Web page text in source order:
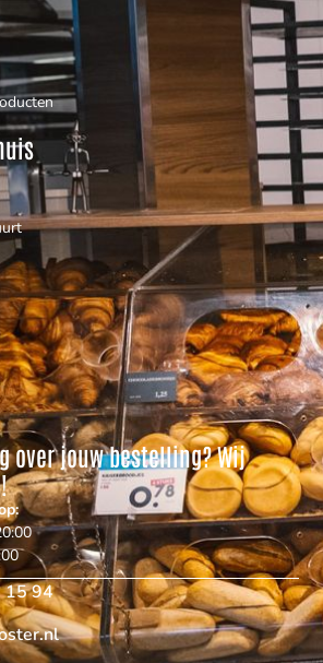
over jouw bestelling? Wij
15 94